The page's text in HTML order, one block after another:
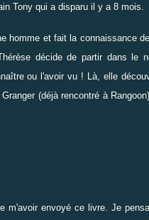
Tony qui a disparu il y a 8 mois.
homme et fait la connaissance
décide de partir dans
ou l'avoir vu ! Là, elle
(déjà rencontré à
m'avoir envoyé ce livre. Je